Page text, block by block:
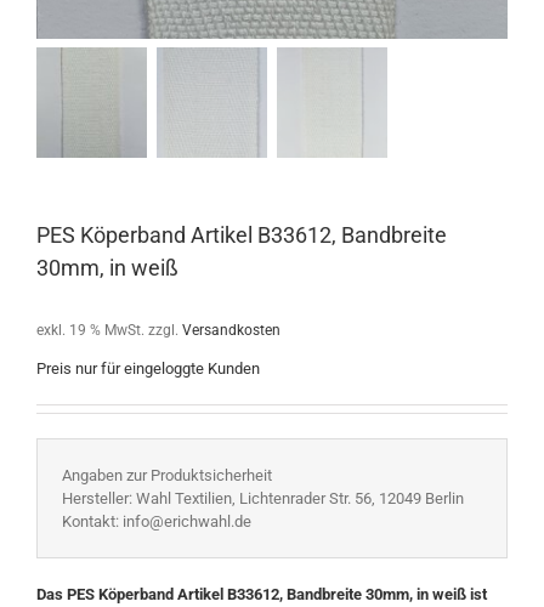
PES Köperband Artikel B33612, Bandbreite
30mm, in weiß
exkl. 19 % MwSt. zzgl. Versandkosten
Preis nur für eingeloggte Kunden
Angaben zur Produktsicherheit
Hersteller: Wahl Textilien, Lichtenrader Str. 56, 12049 Berlin
Kontakt: info@erichwahl.de
Das PES Köperband Artikel B33612, Bandbreite 30mm, in weiß ist